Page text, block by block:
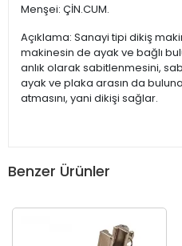
Menşei: ÇİN.CUM.
Açıklama: Sanayi tipi dikiş
makinesin de ayak ve bağlı
anlık olarak sabitlenmesini,
ayak ve plaka arasın da
atmasını, yani dikişi sağlar.
Benzer Ürünler